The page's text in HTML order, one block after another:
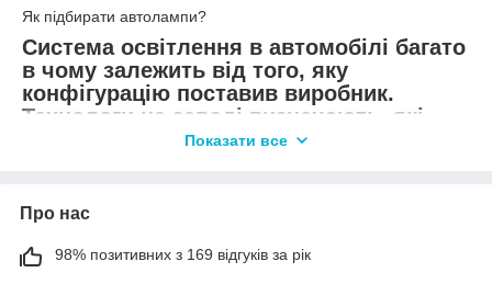
Як підбирати автолампи?
Система освітлення в автомобілі багато
в чому залежить від того, яку
конфігурацію поставив виробник.
Технологи на заводі визначають, які
види освітлення використовувати в
заднього ходу і поворотників. В задніх
стояти інші типи.
Показати все
Про нас
98% позитивних з 169 відгуків за рік